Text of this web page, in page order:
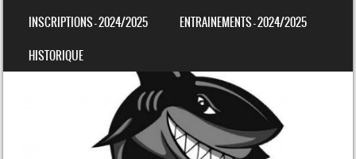
INSCRIPTIONS – 2024/2025
ENTRAINEMENTS – 2024/2025
HISTORIQUE